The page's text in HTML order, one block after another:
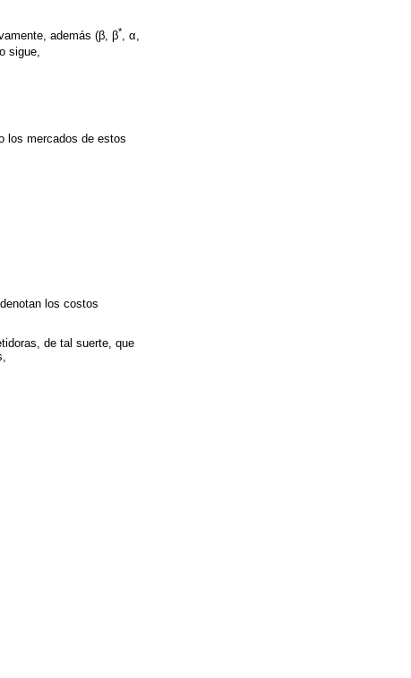
además (β, β*
, α,
sigue,
los mercados de estos
los costos
de tal suerte, que